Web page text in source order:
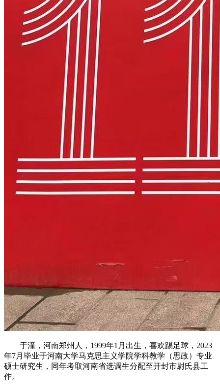
于潼，河南郑州人，1999年1月出生，喜欢踢足球，2023
年7月毕业于河南大学马克思主义学院学科教学（思政）专业
硕士研究生，同年考取河南省选调生分配至开封市尉氏县工
作。